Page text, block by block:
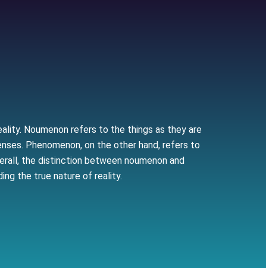
Noumenon refers to the things as they are
Phenomenon, on the other hand, refers to
the distinction between noumenon and
the true nature of reality.